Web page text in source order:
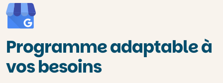
Programme adaptable à
vos besoins